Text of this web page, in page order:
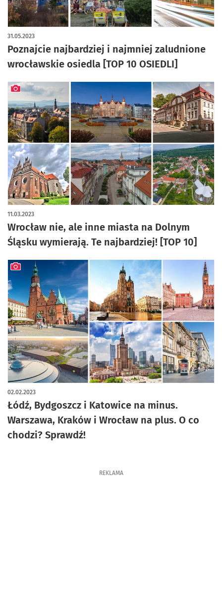
Poznajcie najbardziej i najmniej zaludnione
wrocławskie osiedla [TOP 10 OSIEDLI]
31.05.2023
artykuł z galerią zdjęć
Wrocław nie, ale inne miasta na Dolnym
Śląsku wymierają. Te najbardziej! [TOP 10]
11.03.2023
artykuł z galerią zdjęć
Łódź, Bydgoszcz i Katowice na minus.
Warszawa, Kraków i Wrocław na plus. O co
chodzi? Sprawdź!
02.02.2023
artykuł z galerią zdjęć
REKLAMA